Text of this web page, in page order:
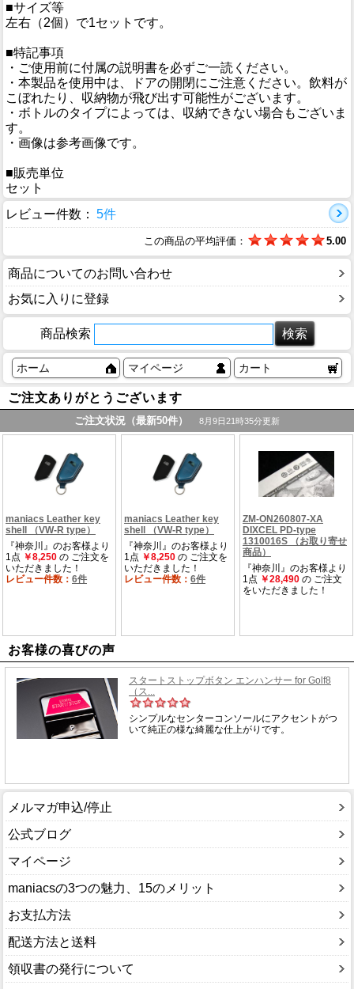
■サイズ等
左右（2個）で1セットです。
■特記事項
・ご使用前に付属の説明書を必ずご一読ください。
・本製品を使用中は、ドアの開閉にご注意ください。飲料が
こぼれたり、収納物が飛び出す可能性がございます。
・ボトルのタイプによっては、収納できない場合もございま
す。
・画像は参考画像です。
■販売単位
セット
レビュー件数： 5件
この商品の平均評価： 5.00
商品についてのお問い合わせ
お気に入りに登録
商品検索
ホーム マイページ カート
ご注文ありがとうございます
お客様の喜びの声
メルマガ申込/停止
公式ブログ
マイページ
maniacsの3つの魅力、15のメリット
お支払方法
配送方法と送料
領収書の発行について